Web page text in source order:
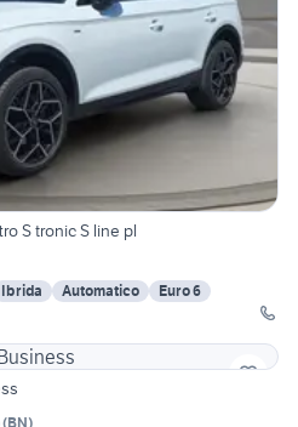
S tronic S line pl
Ibrida Automatico
Euro 6
(BN)